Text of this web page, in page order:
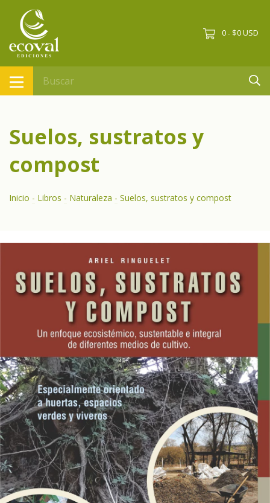
0 - $0 USD
Suelos, sustratos y
compost
Inicio - Libros - Naturaleza - Suelos, sustratos y compost